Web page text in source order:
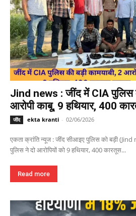
Jind news : जींद में CIA पुलिस
आरोपी काबू, 9 हथियार, 400
जींद ekta kranti - 02/06/2026
एकता क्रांति न्यूज : जींद सीआइए पुलिस को बड़ी (Jind
पुलिस ने दो आरोपियों को 9 हथियार, 400 कारतूस...
Read more